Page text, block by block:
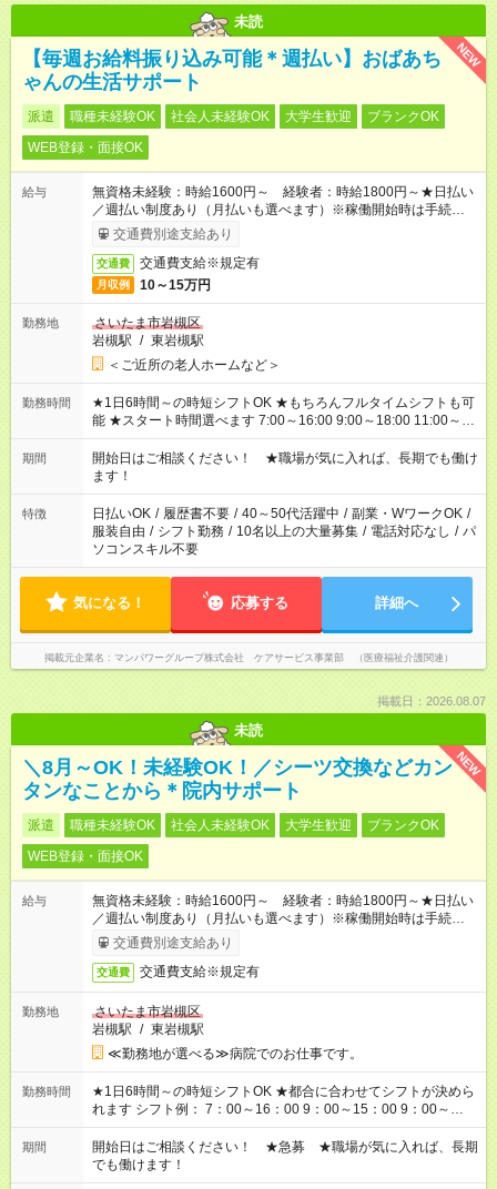
未読
NEW
【毎週お給料振り込み可能＊週払い】おばあち
ゃんの生活サポート
派遣 職種未経験OK 社会人未経験OK 大学生歓迎
ブランクOK
WEB登録・面接OK
給与
無資格未経験：時給1600円～ 経験者：時給1800円～★日払い
／週払い制度あり（月払いも選べます）※稼働開始時は手続き完
了次第のお支払いとなります。
交通費別途支給あり
交通費 交通費支給※規定有
月収例 10～15万円
勤務地
さいたま市岩槻区
岩槻駅 / 東岩槻駅
＜ご近所の老人ホームなど＞
勤務時間
★1日6時間～の時短シフトOK ★もちろんフルタイムシフトも可
能 ★スタート時間選べます 7:00～16:00 9:00～18:00 11:00～
20:00 など 残業なし！ ※Wワークの場合、他のお仕事と合わせ
週40時間超の就業はご案内できません ※法令に基づき、週20時
間以上勤務は社会保険への加入対象となります ※労働者派遣法
（日雇い派遣の原則禁止）により、短時間・短期間の就業はご
案内が難しい場合があります
期間
開始日はご相談ください！ ★職場が気に入れば、長期でも働け
ます！
特徴 日払いOK / 履歴書不要 / 40～50代活躍中 / 副業・WワークOK /
服装自由 / シフト勤務 / 10名以上の大量募集 / 電話対応なし / パ
ソコンスキル不要
気になる！ 応募する 詳細へ
掲載元企業名 マンパワーグループ株式会社 ケアサービス事業部 （医療福祉介護関連）
掲載日：2026.08.07
未読
NEW
＼8月～OK！未経験OK！／シーツ交換などカン
タンなことから＊院内サポート
派遣 職種未経験OK 社会人未経験OK 大学生歓迎
ブランクOK
WEB登録・面接OK
給与
無資格未経験：時給1600円～ 経験者：時給1800円～★日払い
／週払い制度あり（月払いも選べます）※稼働開始時は手続き完
了次第のお支払いとなります。
交通費別途支給あり
交通費 交通費支給※規定有
勤務地
さいたま市岩槻区
岩槻駅 / 東岩槻駅
≪勤務地が選べる≫病院でのお仕事です。
勤務時間
★1日6時間～の時短シフトOK ★都合に合わせてシフトが決めら
れます シフト例： 7：00～16：00 9：00～15：00 9：00～
18：00 11：00～20：00 など ※Wワークの場合、他のお仕事と
合わせ週40時間超の就業はご案内できません ※法令に基づき、
週20時間以上勤務は社会保険への加入対象となります ※労働者
派遣法（日雇い派遣の原則禁止）により、短時間・短期間の就
期間
開始日はご相談ください！ ★急募 ★職場が気に入れば、長期
でも働けます！